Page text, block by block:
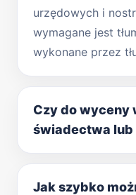
urzędowych i
wymagane jest
wykonane przez
Czy do wyceny
świadectwa lub
Jak szybko